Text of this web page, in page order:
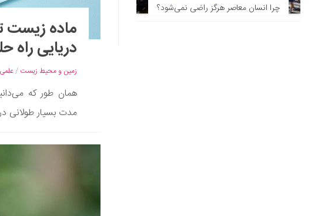
ماده زیست
دریایی
زمین و محیط زیست /علمی
همان طور که
مدت بسیار طولانی
چرا انسان معاصر هرگز راضی نمی‌شود؟